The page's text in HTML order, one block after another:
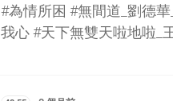
#為情所困 #無間道_劉德
我心 #天下無雙天啦地啦_